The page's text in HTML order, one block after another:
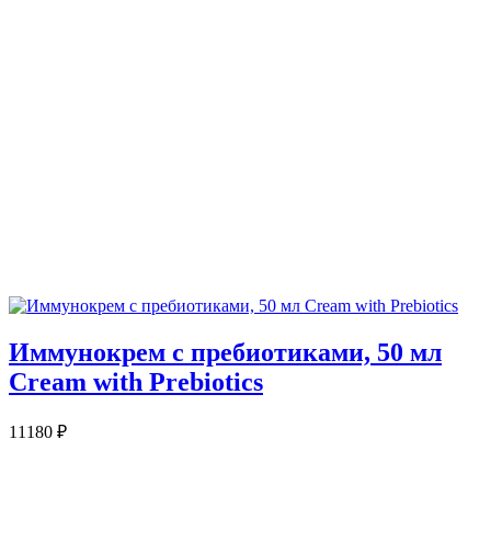
Иммунокрем с пребиотиками, 50 мл
Cream with Prebiotics
11180 ₽